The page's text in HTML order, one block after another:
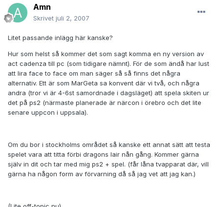
Amn
Skrivet juli 2, 2007
Litet passande inlägg här kanske?
Hur som helst så kommer det som sagt komma en ny version av
act cadenza till pc (som tidigare nämnt). För de som ändå har lust
att lira face to face om man säger så så finns det några
alternativ. Ett är som MarGeta sa konvent där vi två, och några
andra (tror vi är 4-6st samordnade i dagsläget) att spela skiten ur
det på ps2 (närmaste planerade är närcon i örebro och det lite
senare uppcon i uppsala).
Om du bor i stockholms området så kanske ett annat sätt att testa
spelet vara att titta förbi dragons lair nån gång. Kommer gärna
själv in dit och tar med mig ps2 + spel. (får låna tvapparat där, vill
gärna ha någon form av förvarning då så jag vet att jag kan.)